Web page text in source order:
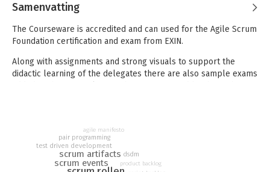
Samenvatting
The Courseware is accredited and can used for the Agile Scrum
Foundation certification and exam from EXIN.
Along with assignments and strong visuals to support the
didactic learning of the delegates there are also sample exams
This course will help educate you about Aigle Scrum, as well
as common practices and techniques, and include topics such
scrum events
scrum artifacts
product backlog
test driven development
dsdm
pair programming
agile manifesto